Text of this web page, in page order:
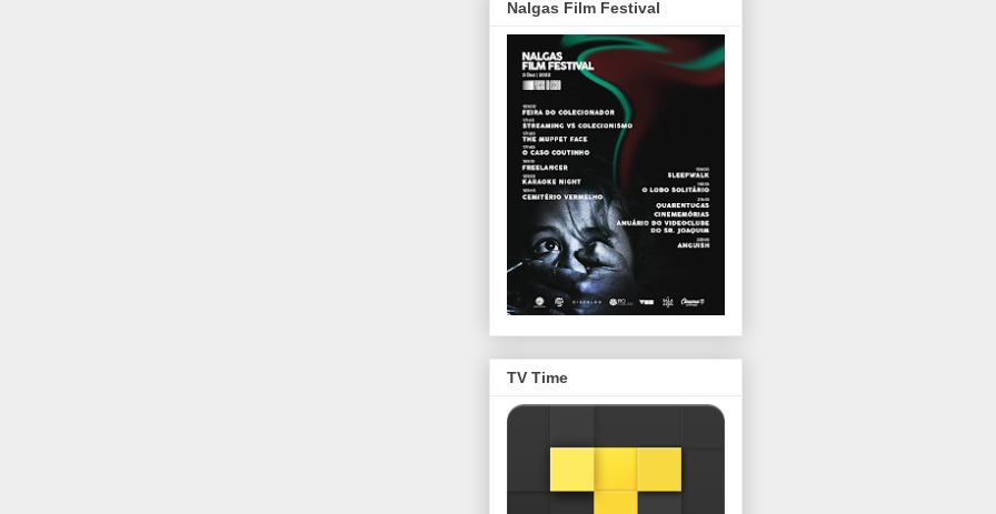
Nalgas Film Festival
TV Time